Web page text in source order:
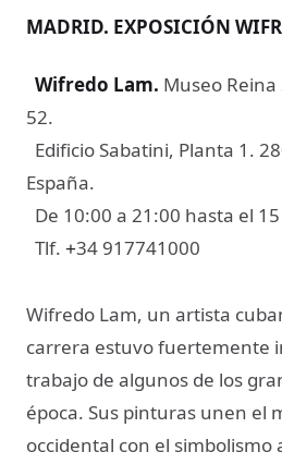
MADRID. EXPOSICIÓN
Wifredo Lam. Museo
52.
Edificio Sabatini, Planta 1.
España.
De 10:00 a 21:00 hasta el
Tlf. +34 917741000
Wifredo Lam, un artista
carrera estuvo fuertemente
trabajo de algunos de los
época. Sus pinturas unen el
occidental con el simbolismo